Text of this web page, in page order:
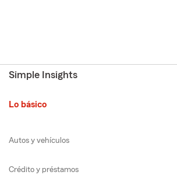
Simple Insights
Lo básico
Autos y vehículos
Crédito y préstamos